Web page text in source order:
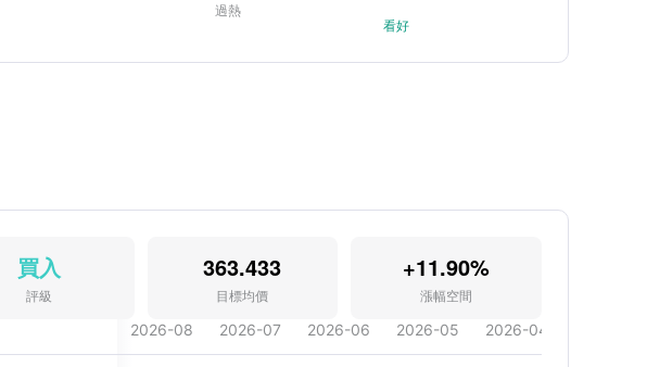
過熱
看好
買入
評級
363.433
目標均價
+11.90%
漲幅空間
2026-08 2026-07 2026-06 2026-05 2026-04